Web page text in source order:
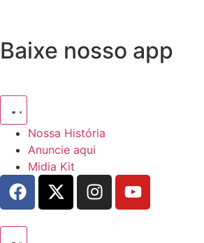
Baixe nosso app
Nossa História
Anuncie aqui
Midia Kit